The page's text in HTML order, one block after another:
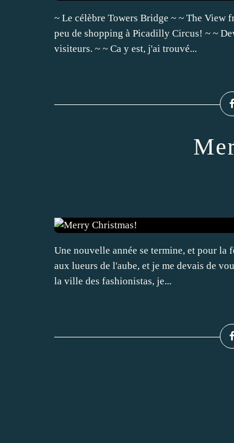
~ Le célèbre Towers Bridge ~ ~ The View
peu de shopping à Picadilly Circus! ~ ~
visiteurs. ~ ~ Ca y est, j'ai trouvé...
Une nouvelle année se termine, et pour
aux lueurs de l'aube, et je me devais de
la ville des fashionistas, je...